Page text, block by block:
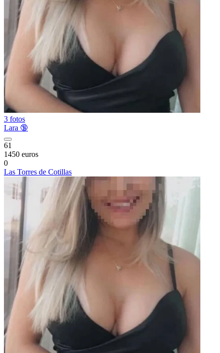
3 fotos
Lara 🔞
61
1450 euros
0
Las Torres de Cotillas